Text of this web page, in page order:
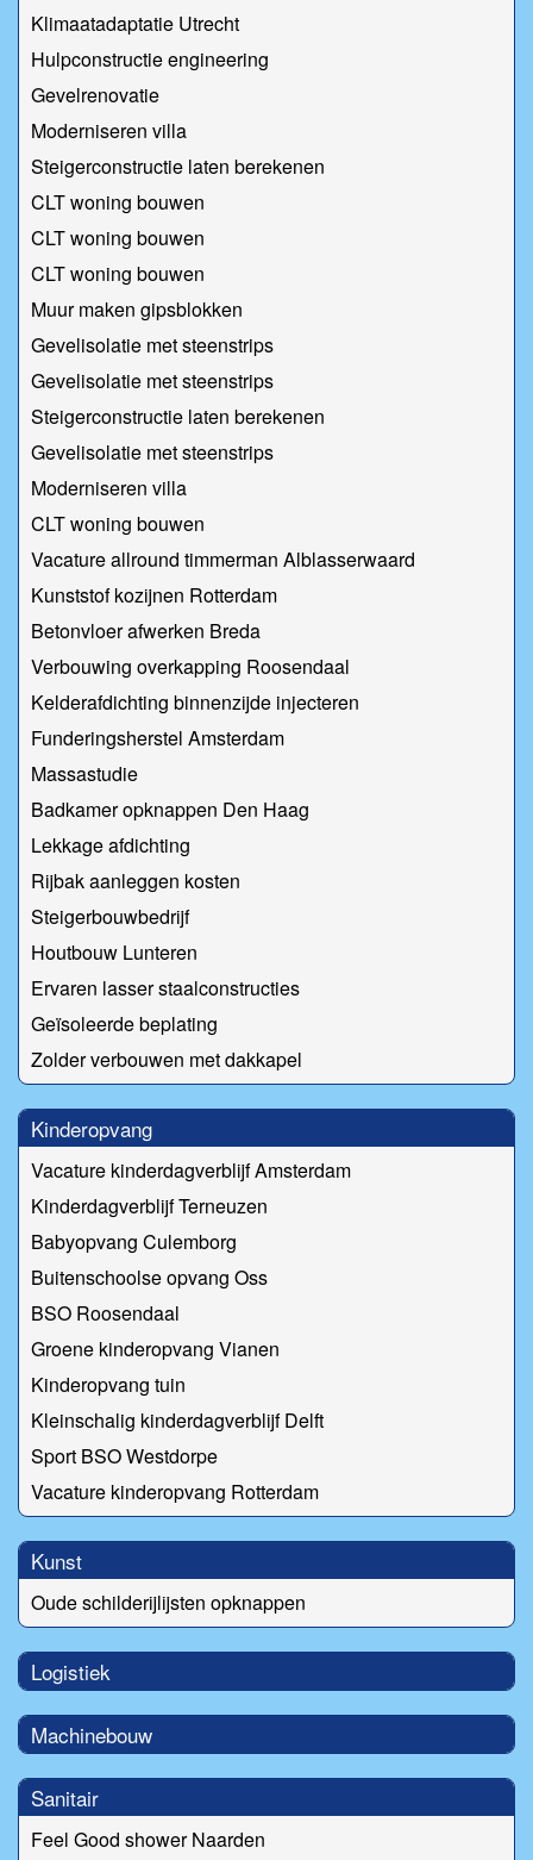
Klimaatadaptatie Utrecht
Hulpconstructie engineering
Gevelrenovatie
Moderniseren villa
Steigerconstructie laten berekenen
CLT woning bouwen
CLT woning bouwen
CLT woning bouwen
Muur maken gipsblokken
Gevelisolatie met steenstrips
Gevelisolatie met steenstrips
Steigerconstructie laten berekenen
Gevelisolatie met steenstrips
Moderniseren villa
CLT woning bouwen
Vacature allround timmerman Alblasserwaard
Kunststof kozijnen Rotterdam
Betonvloer afwerken Breda
Verbouwing overkapping Roosendaal
Kelderafdichting binnenzijde injecteren
Funderingsherstel Amsterdam
Massastudie
Badkamer opknappen Den Haag
Lekkage afdichting
Rijbak aanleggen kosten
Steigerbouwbedrijf
Houtbouw Lunteren
Ervaren lasser staalconstructies
Geïsoleerde beplating
Zolder verbouwen met dakkapel
Kinderopvang
Vacature kinderdagverblijf Amsterdam
Kinderdagverblijf Terneuzen
Babyopvang Culemborg
Buitenschoolse opvang Oss
BSO Roosendaal
Groene kinderopvang Vianen
Kinderopvang tuin
Kleinschalig kinderdagverblijf Delft
Sport BSO Westdorpe
Vacature kinderopvang Rotterdam
Kunst
Oude schilderijlijsten opknappen
Logistiek
Machinebouw
Sanitair
Feel Good shower Naarden